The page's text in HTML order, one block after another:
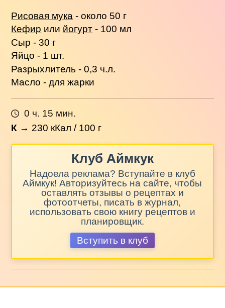
Рисовая мука - около 50 г
Кефир или йогурт - 100 мл
Сыр - 30 г
Яйцо - 1 шт.
Разрыхлитель - 0,3 ч.л.
Масло - для жарки
0 ч. 15 мин.
К → 230 кКал / 100 г
Клуб Аймкук
Надоела реклама? Вступайте в клуб
Аймкук! Авторизуйтесь на сайте, чтобы
оставлять отзывы о рецептах и
фотоотчеты, писать в журнал,
использовать свою книгу рецептов и
планировщик.
Вступить в клуб